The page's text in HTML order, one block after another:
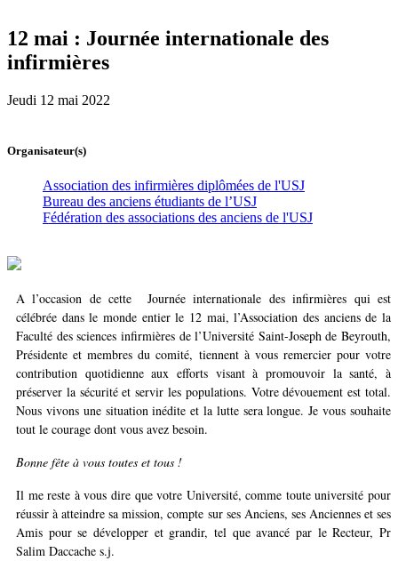
12 mai : Journée internationale des
infirmières
Jeudi 12 mai 2022
Organisateur(s)
Association des infirmières diplômées de l'USJ
Bureau des anciens étudiants de l’USJ
Fédération des associations des anciens de l'USJ
A l’occasion de cette Journée internationale des infirmières qui est
célébrée dans le monde entier le 12 mai, l’Association des anciens de la
Faculté des sciences infirmières de l’Université Saint-Joseph de Beyrouth,
Présidente et membres du comité, tiennent à vous remercier pour votre
contribution quotidienne aux efforts visant à promouvoir la santé, à
préserver la sécurité et servir les populations. Votre dévouement est total.
Nous vivons une situation inédite et la lutte sera longue. Je vous souhaite
tout le courage dont vous avez besoin.
Bonne fête à vous toutes et tous !
Il me reste à vous dire que votre Université, comme toute université pour
réussir à atteindre sa mission, compte sur ses Anciens, ses Anciennes et ses
Amis pour se développer et grandir, tel que avancé par le Recteur, Pr
Salim Daccache s.j.